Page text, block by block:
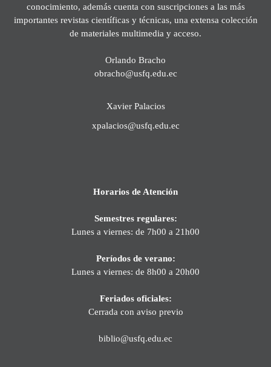
conocimiento, además cuenta con suscripciones a las más
importantes revistas científicas y técnicas, una extensa colección
de materiales multimedia y acceso.
Orlando Bracho
obracho@usfq.edu.ec
Xavier Palacios
xpalacios@usfq.edu.ec
Horarios de Atención
Semestres regulares:
Lunes a viernes: de 7h00 a 21h00
Períodos de verano:
Lunes a viernes: de 8h00 a 20h00
Feriados oficiales:
Cerrada con aviso previo
biblio@usfq.edu.ec